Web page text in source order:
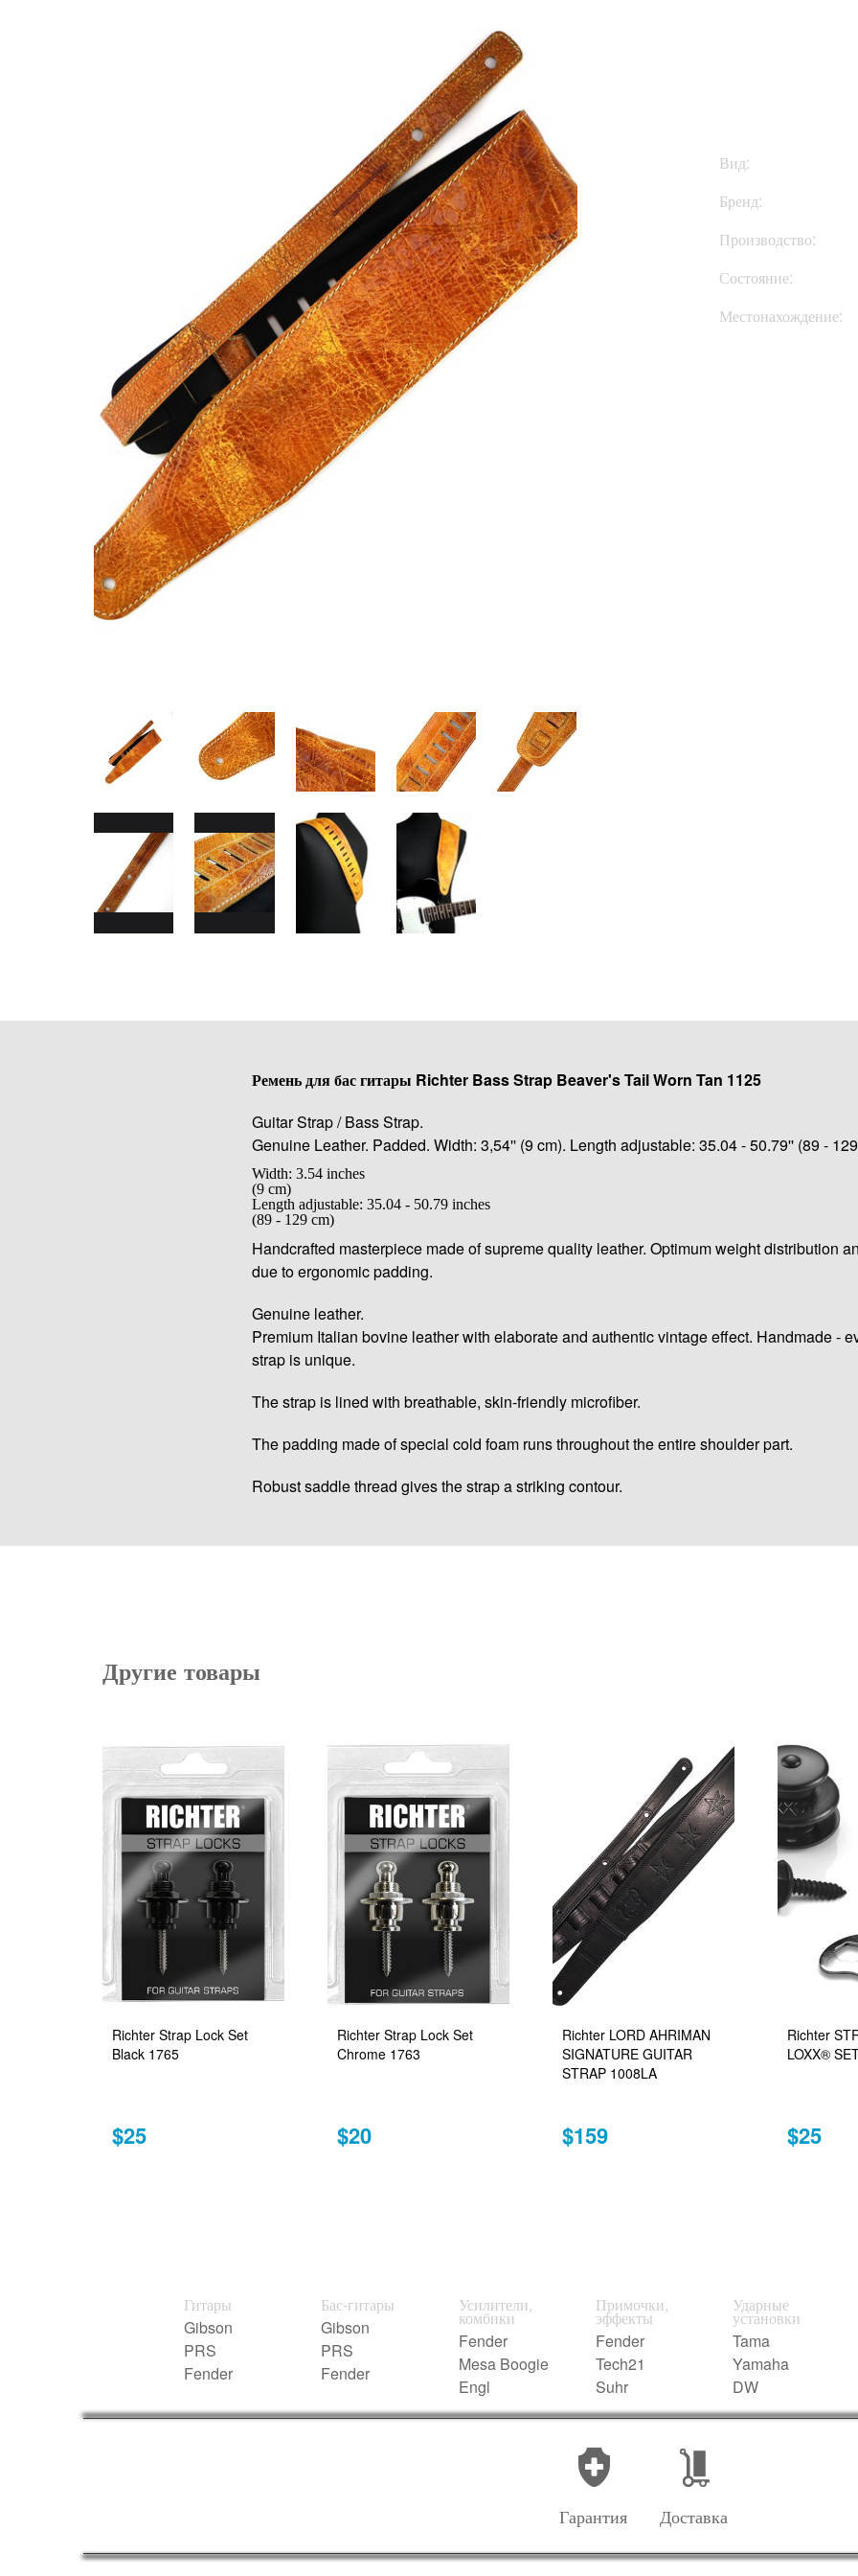
Вид:
Бренд:
Производство:
Состояние:
Местонахождение:
Ремень для бас гитары Richter Bass Strap Beaver's Tail Worn Tan 1125
Guitar Strap / Bass Strap.
Genuine Leather. Padded. Width: 3,54'' (9 cm). Length adjustable: 35.04 - 50.79'' (89 -
Width: 3.54 inches
(9 cm)
Length adjustable: 35.04 - 50.79 inches
(89 - 129 cm)
Handcrafted masterpiece made of supreme quality leather. Optimum weight distribution
due to ergonomic padding.
Genuine leather.
Premium Italian bovine leather with elaborate and authentic vintage effect. Handmade -
strap is unique.
The strap is lined with breathable, skin-friendly microfiber.
The padding made of special cold foam runs throughout the entire shoulder part.
Robust saddle thread gives the strap a striking contour.
Другие товары
Richter Strap Lock Set
Black 1765
$25
Richter Strap Lock Set
Chrome 1763
$20
Richter LORD AHRIMAN
SIGNATURE GUITAR
STRAP 1008LA
$159
Richter
LOXX®
$25
Гитары
Gibson
PRS
Fender
Бас-гитары
Gibson
PRS
Fender
Усилители,
комбики
Fender
Mesa Boogie
Engl
Примочки,
эффекты
Fender
Tech21
Suhr
Ударные
установки
Tama
Yamaha
DW
Гарантия Доставка